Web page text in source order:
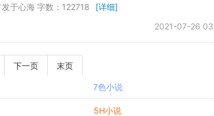
于心海 字数：122718
[详细]
2021-07-26
下一页 末页
7色小说
5H小说